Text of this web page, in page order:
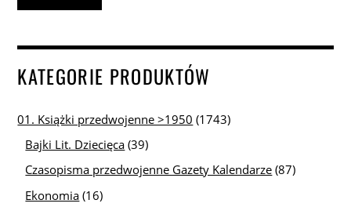
KATEGORIE PRODUKTÓW
01. Książki przedwojenne >1950 (1743)
Bajki Lit. Dziecięca (39)
Czasopisma przedwojenne Gazety Kalendarze (87)
Ekonomia (16)